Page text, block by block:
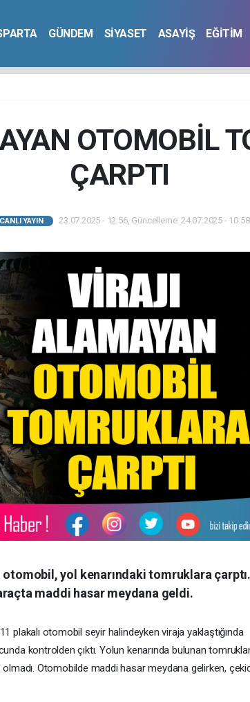
GÜNDEM SİYASET ASAYİŞ EĞİTİM
OTOMOBİL
ÇARPTI
CANLI YAYIN 23.07.2025 - 12:56, Güncelleme: 24.07.2025 - 10:58
yol kenarındaki tomruklara çarptı.
maddi hasar meydana geldi.
plakalı otomobil seyir halindeyken viraja yaklaştığında
kontrolden çıktı. Yolun kenarında bulunan
Otomobilde maddi hasar meydana gelirken,